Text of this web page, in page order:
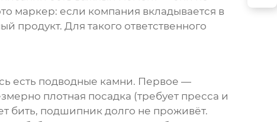
маркер: если компания вкладывается в
продукт. Для такого ответственного
есть подводные камни. Первое —
плотная посадка (требует пресса и
бить, подшипник долго не проживёт.